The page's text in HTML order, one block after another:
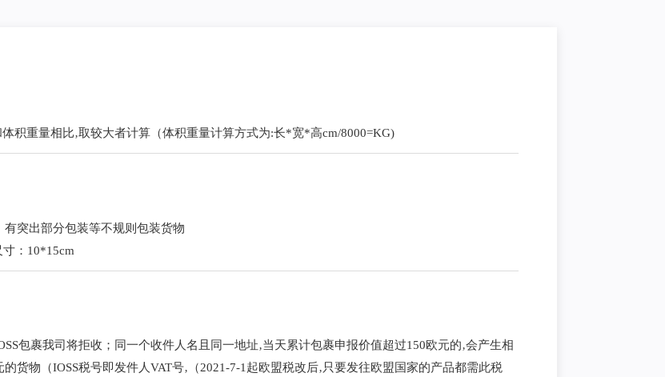
积重量相比‚取较大者计算（体积重量计算方式为:长*宽*高cm/8000=KG)
突出部分包装等不规则包装货物
：10*15cm
包裹我司将拒收；同一个收件人名且同一地址‚当天累计包裹申报价值超过150欧元的‚会产生相
货物（IOSS税号即发件人VAT号‚（2021-7-1起欧盟税改后‚只要发往欧盟国家的产品都需此税